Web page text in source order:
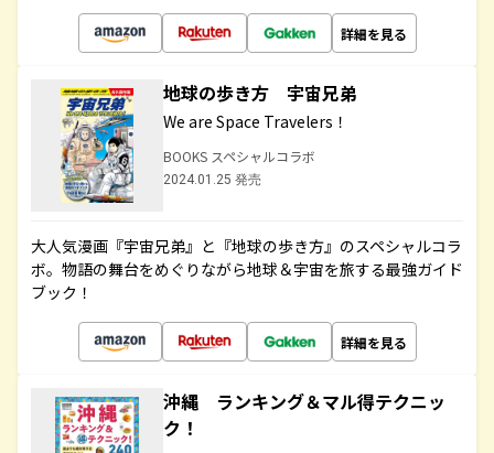
詳細を見る
地球の歩き方 宇宙兄弟
We are Space Travelers！
BOOKS スペシャルコラボ
2024.01.25 発売
大人気漫画『宇宙兄弟』と『地球の歩き方』のスペシャルコラ
ボ。物語の舞台をめぐりながら地球＆宇宙を旅する最強ガイド
ブック！
詳細を見る
沖縄 ランキング＆マル得テクニッ
ク！